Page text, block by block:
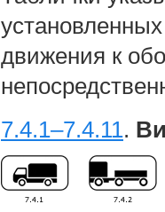
движения к
7.4.1–7.4.11.